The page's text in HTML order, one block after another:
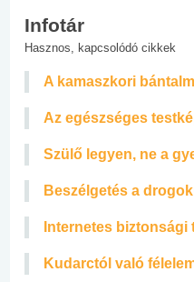
Infotár
Hasznos, kapcsolódó cikkek
A kamaszkori
Az egészséges
Szülő legyen, ne a
Beszélgetés a
Internetes
Kudarctól való